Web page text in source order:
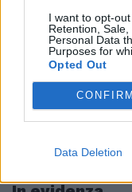
I want to opt-
Retention,
Personal Data
Purposes for
Opted Out
CONFIRM
Data Deletion